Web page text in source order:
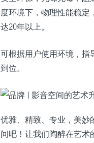
度环境下，物理性能稳
达20年以上。
可根据用户使用环境，指
到位。
优雅、精致、专业，美妙
间吧！让我们陶醉在艺